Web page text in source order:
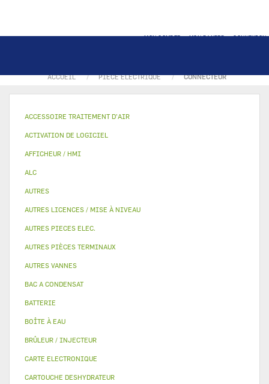
MON COMPTE MON PANIER CONNEXION
ACCUEIL PIECE ELECTRIQUE CONNECTEUR
ACCESSOIRE TRAITEMENT D’AIR
ACTIVATION DE LOGICIEL
AFFICHEUR / HMI
ALC
AUTRES
AUTRES LICENCES / MISE À NIVEAU
AUTRES PIECES ELEC.
AUTRES PIÈCES TERMINAUX
AUTRES VANNES
BAC A CONDENSAT
BATTERIE
BOÎTE À EAU
BRÛLEUR / INJECTEUR
CARTE ELECTRONIQUE
CARTOUCHE DESHYDRATEUR